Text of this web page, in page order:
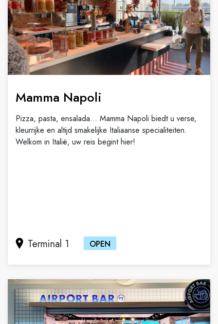
Mamma Napoli
Pizza, pasta, ensalada... Mamma Napoli biedt u verse,
kleurrijke en altijd smakelijke Italiaanse specialiteiten.
Welkom in Italië, uw reis begint hier!
Terminal 1 OPEN